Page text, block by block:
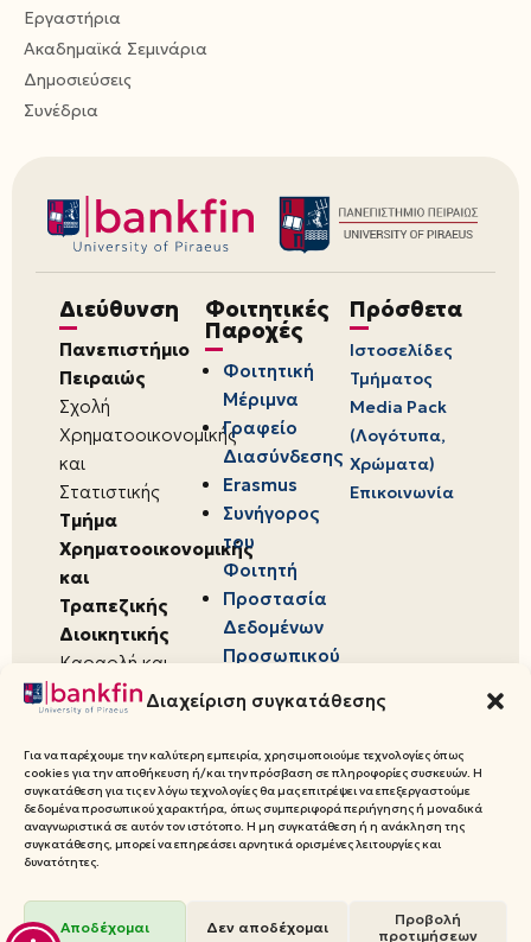
Διαχείριση συγκατάθεσης
Για να παρέχουμε την καλύτερη εμπειρία, χρησιμοποιούμε τεχνολογίες όπως
cookies για την αποθήκευση ή/και την πρόσβαση σε πληροφορίες συσκευών. Η
συγκατάθεση για τις εν λόγω τεχνολογίες θα μας επιτρέψει να επεξεργαστούμε
δεδομένα προσωπικού χαρακτήρα, όπως συμπεριφορά περιήγησης ή μοναδικά
αναγνωριστικά σε αυτόν τον ιστότοπο. Η μη συγκατάθεση ή η ανάκληση της
συγκατάθεσης, μπορεί να επηρεάσει αρνητικά ορισμένες λειτουργίες και
δυνατότητες.
Αποδέχομαι Δεν αποδέχομαι
Προβολή
προτιμήσεων
Εργαστήρια
Ακαδημαϊκά Σεμινάρια
Δημοσιεύσεις
Συνέδρια
Διεύθυνση
Πανεπιστήμιο
Πειραιώς
Σχολή
Χρηματοοικονομικής
και
Στατιστικής
Τμήμα
Χρηματοοικονομικής
και
Τραπεζικής
Διοικητικής
Καραολή και
Δημητρίου 80,
18534,
Πειραιάς
Φοιτητικές
Παροχές
Φοιτητική
Μέριμνα
Γραφείο
Διασύνδεσης
Erasmus
Συνήγορος
του
Φοιτητή
Προστασία
Δεδομένων
Προσωπικού
Πρόσθετα
Ιστοσελίδες
Τμήματος
Media Pack
(Λογότυπα,
Χρώματα)
Επικοινωνία
© 2026 Πανεπιστήμιο Πειραιώς,
Τραπεζικής Διοικητικής